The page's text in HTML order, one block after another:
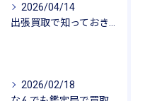
2026/04/14
2026/02/18